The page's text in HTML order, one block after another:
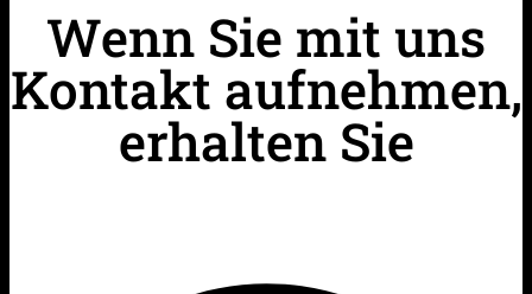
Wenn Sie mit uns
Kontakt aufnehmen,
erhalten Sie